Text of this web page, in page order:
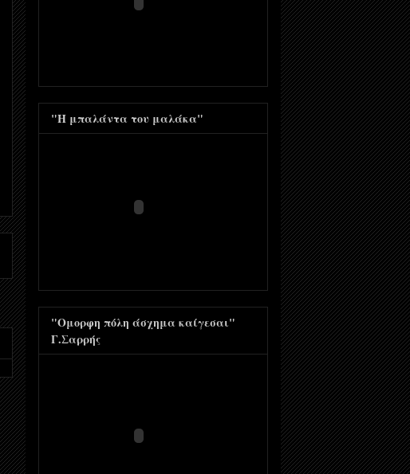
"Η μπαλάντα του μαλάκα"
"Ομορφη πόλη άσχημα καίγεσαι"
Γ.Σαρρής